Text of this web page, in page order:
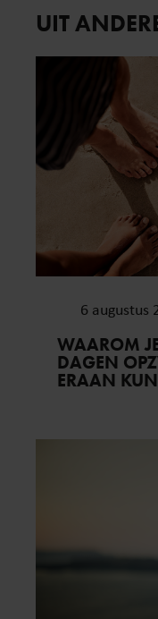
UIT
6 augustus
WAAROM
DAGEN
ERAAN